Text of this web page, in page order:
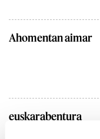
Ahomentan aimar
euskarabentura